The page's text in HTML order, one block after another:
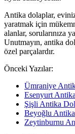
Antika dolaplar,
yaratmak için
alanlar, sorularınıza
Unutmayın, antika
özel parçalardır.
Önceki Yazılar:
Ümraniye
Esenyurt
Şişli Antika
Beyoğlu
Zeytinburnu